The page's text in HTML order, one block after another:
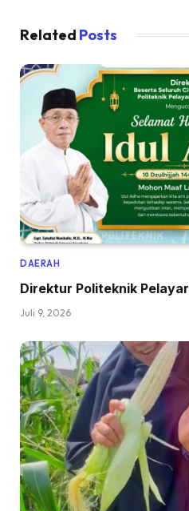
Related Posts
DAERAH
Direktur Politeknik
Juli 9, 2026